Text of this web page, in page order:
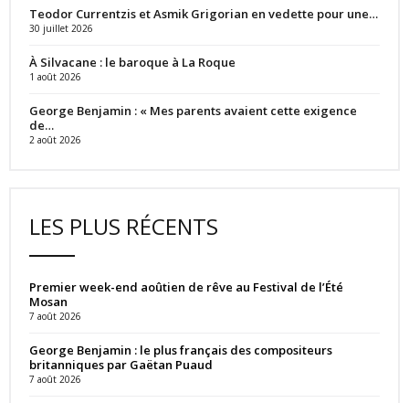
Teodor Currentzis et Asmik Grigorian en vedette pour une…
30 juillet 2026
À Silvacane : le baroque à La Roque
1 août 2026
George Benjamin : « Mes parents avaient cette exigence
de…
2 août 2026
LES PLUS RÉCENTS
Premier week-end aoûtien de rêve au Festival de l’Été
Mosan
7 août 2026
George Benjamin : le plus français des compositeurs
britanniques par Gaëtan Puaud
7 août 2026